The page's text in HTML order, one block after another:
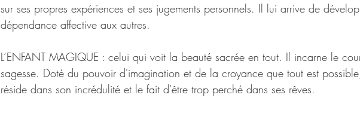
sur ses propres expériences et ses jugements personnels. Il lui arrive de
dépendance affective aux autres.
L’ENFANT MAGIQUE : celui qui voit la beauté sacrée en tout. Il incarne le
sagesse. Doté du pouvoir d'imagination et de la croyance que tout est
réside dans son incrédulité et le fait d’être trop perché dans ses rêves.